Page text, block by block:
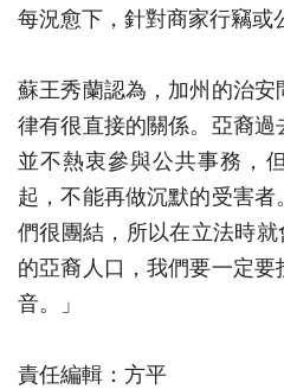
每況愈下，針對商家行竊或
蘇王秀蘭認為，加州的治
律有很直接的關係。亞裔過
並不熱衷參與公共事務，
起，不能再做沉默的受害
們很團結，所以在立法時
的亞裔人口，我們要一定
音。」
責任編輯：方平